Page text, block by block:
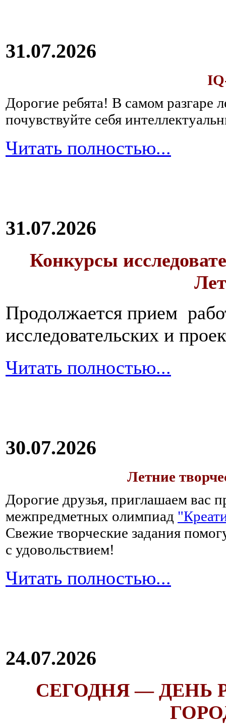
31.07.2026
Дорогие ребята! В самом разгаре
почувствуйте себя
Читать полностью...
31.07.2026
Конкурсы
Продолжается прием
исследовательских и
Читать полностью...
30.07.2026
Летние
Дорогие друзья, приглашаем вас
межпредметных олимпиад
Свежие творческие задания
с удовольствием!
Читать полностью...
24.07.2026
СЕГОДНЯ — ДЕНЬ